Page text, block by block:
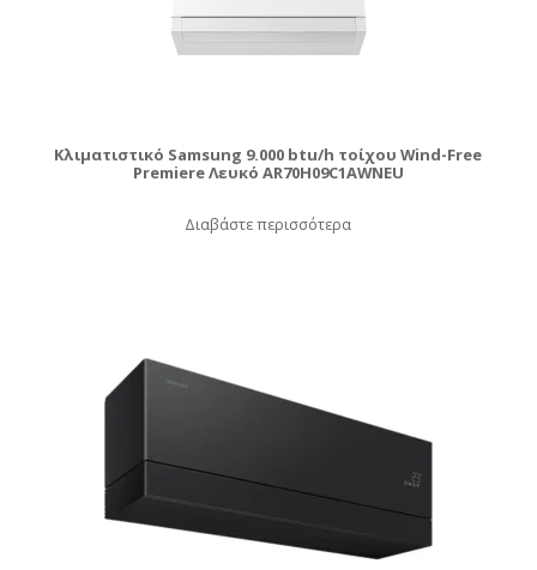
Κλιματιστικό Samsung 9.000 btu/h τοίχου Wind-Free
Premiere Λευκό AR70H09C1AWNEU
Διαβάστε περισσότερα